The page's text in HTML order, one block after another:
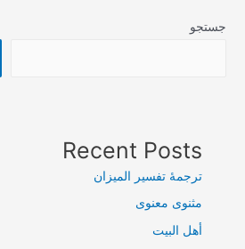
جستجو
Recent Posts
ترجمۀ تفسیر المیزان
مثنوی معنوی
أهل البيت